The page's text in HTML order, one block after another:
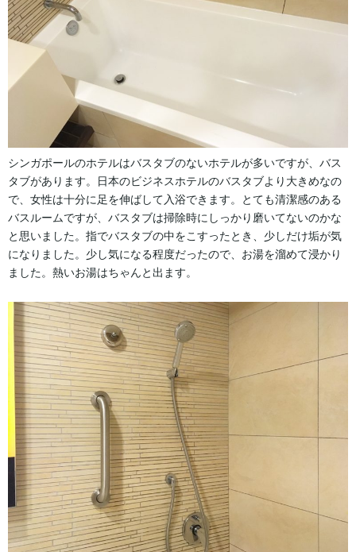
シンガポールのホテルはバスタブのないホテルが多いですが、バス
タブがあります。日本のビジネスホテルのバスタブより大きめなの
で、女性は十分に足を伸ばして入浴できます。とても清潔感のある
バスルームですが、バスタブは掃除時にしっかり磨いてないのかな
と思いました。指でバスタブの中をこすったとき、少しだけ垢が気
になりました。少し気になる程度だったので、お湯を溜めて浸かり
ました。熱いお湯はちゃんと出ます。